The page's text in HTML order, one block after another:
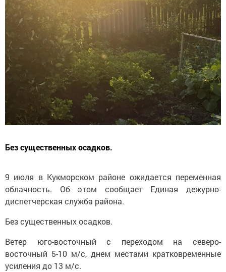
Без существенных осадков.
9 июля в Кукморском районе ожидается переменная
облачность. Об этом сообщает Единая дежурно-
диспетчерская служба района.
Без существенных осадков.
Ветер юго-восточный с переходом на северо-
восточный 5-10 м/с, днем местами кратковременные
усиления до 13 м/с.